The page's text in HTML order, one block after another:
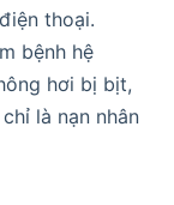
thoại.
bệnh hệ
hơi bị bịt,
là nạn nhân